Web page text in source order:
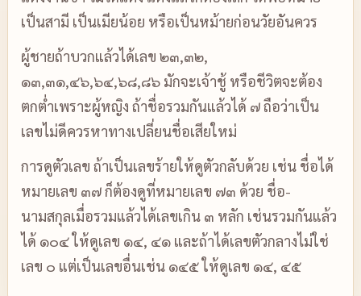
เป็นสามี เป็นเมียน้อย หรือเป็นหม้ายก่อนวัยอันควร
ผู้ชายถ้าบวกแล้วได้เลข ๒๓,๓๒,
๑๓,๓๑,๔๖,๖๔,๖๘,๘๖ มักจะเจ้าชู้ หรือชีวิตจะต้อง
ตกต่ำเพราะผู้หญิง ถ้าชื่อรวมกันแล้วได้ ๗ ถือว่าเป็น
เลขไม่ดีควรหาทางเปลี่ยนชื่อเสียใหม่
การดูตัวเลข ถ้าเป็นเลขร้ายให้ดูตัวกลับด้วย เช่น ชื่อได้
หมายเลข ๓๗ ก็ต้องดูที่หมายเลข ๗๓ ด้วย ชื่อ-
นามสกุลเมื่อรวมแล้วได้เลขเกิน ๓ หลัก เช่นรวมกันแล้ว
ได้ ๑๐๔ ให้ดูเลข ๑๔, ๔๑ และถ้าได้เลขตัวกลางไม่ใช่
เลข ๐ แต่เป็นเลขอื่นเช่น ๑๔๕ ให้ดูเลข ๑๔, ๔๕